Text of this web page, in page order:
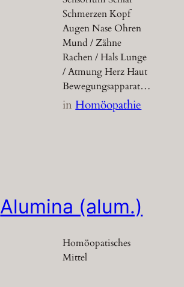
Schmerzen Kopf
Augen Nase Ohren
Mund / Zähne
Rachen / Hals Lunge
/ Atmung Herz Haut
Bewegungsapparat…
inHomöopathie
Alumina (alum.)
Homöopatisches
Mittel